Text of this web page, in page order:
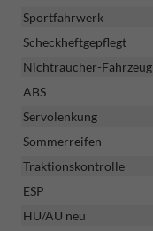
Sportfahrwerk
Scheckheftgepflegt
Nichtraucher-Fahrzeug
ABS
Servolenkung
Sommerreifen
Traktionskontrolle
ESP
HU/AU neu